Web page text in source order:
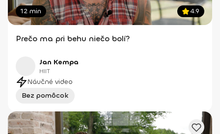
12 min 4.9
Prečo ma pri behu niečo bolí?
Jan Kempa
HIIT
Náučné video
Bez pomôcok